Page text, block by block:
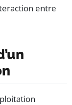
entre